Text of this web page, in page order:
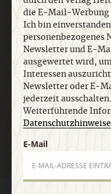
E-Mail
die E-Mail-Werbung
Ich bin
personenbezogenes
Newsletter und E-
ausgewertet wird,
Interessen
Newsletter oder E-
jederzeit ausschalten.
Weiterführende
E-Mail